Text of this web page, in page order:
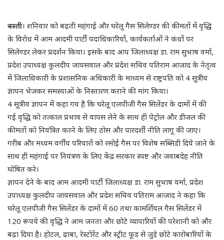
बस्ती। शनिवार को बढ़ती महंगाई और घरेलू गैस सिलेण्डर की कीमतों में वृद्धि
के विरोध में आम आदमी पार्टी पदाधिकारियों, कार्यकर्ताओं ने कंधों पर
सिलेण्डर लेकर प्रदर्शन किया। इसके बाद आप जिलाध्यक्ष डा. राम सुभाष वर्मा,
प्रदेश उपाध्यक्ष कुलदीप जायसवाल और प्रदेश सचिव पतिराम आजाद के नेतृत्व
में जिलाधिकारी के प्रशासनिक अधिकारी के माध्यम से राष्ट्रपति को 4 सूत्रीय
ज्ञापन भेजकर समस्याओं के निस्तारण कराने की मांग किया।
4 सूत्रीय ज्ञापन में कहा गय है कि घरेलू एलपीजी गैस सिलेंडर के दामों में की
गई वृद्धि को तत्काल प्रभाव से वापस लेने के साथ ही पेट्रोल और डीजल की
कीमतों को नियंत्रित करने के लिए ठोस और पारदर्शी नीति लागू की जाए।
गरीब और मध्यम वर्गीय परिवारों को रसोई गैस पर विशेष सब्सिडी दिये जाने के
साथ ही महंगाई पर नियंत्रण के लिए केंद्र सरकार स्पष्ट और जवाबदेह नीति
घोषित करे।
ज्ञापन देने के बाद आम आदमी पार्टी जिलाध्यक्ष डा. राम सुभाष वर्मा, प्रदेश
उपाध्यक्ष कुलदीप जायसवाल और प्रदेश सचिव पतिराम आजाद ने कहा कि
घरेलू एलपीजी गैस सिलेंडर के दामों में 60 तथा कामर्शियल गैस सिलेंडर में
120 रूपये की वृद्धि ने आम जनता और छोटे व्यापारियों की परेशानी को और
बढ़ा दिया है। होटल, ढाबा, रेस्टोरेंट और स्ट्रीट फूड से जुड़े छोटे कारोबारियों के